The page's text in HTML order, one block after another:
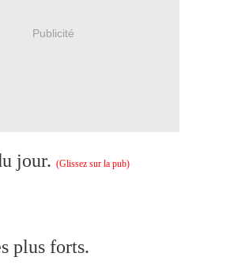
Publicité
jour. (Glissez sur la pub)
plus forts.